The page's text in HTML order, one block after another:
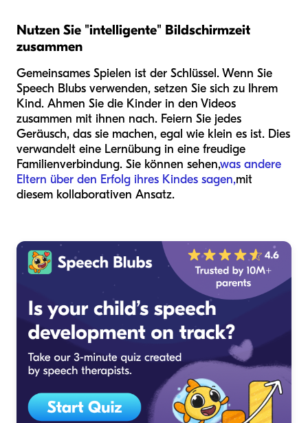
Nutzen Sie "intelligente" Bildschirmzeit
zusammen
Gemeinsames Spielen ist der Schlüssel. Wenn Sie
Speech Blubs verwenden, setzen Sie sich zu Ihrem
Kind. Ahmen Sie die Kinder in den Videos
zusammen mit ihnen nach. Feiern Sie jedes
Geräusch, das sie machen, egal wie klein es ist. Dies
verwandelt eine Lernübung in eine freudige
Familienverbindung. Sie können sehen,was andere
Eltern über den Erfolg ihres Kindes sagen,mit
diesem kollaborativen Ansatz.